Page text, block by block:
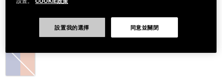
裸光幻彩蜜粉餅
NT$1,500設置我的選擇 同意並關閉